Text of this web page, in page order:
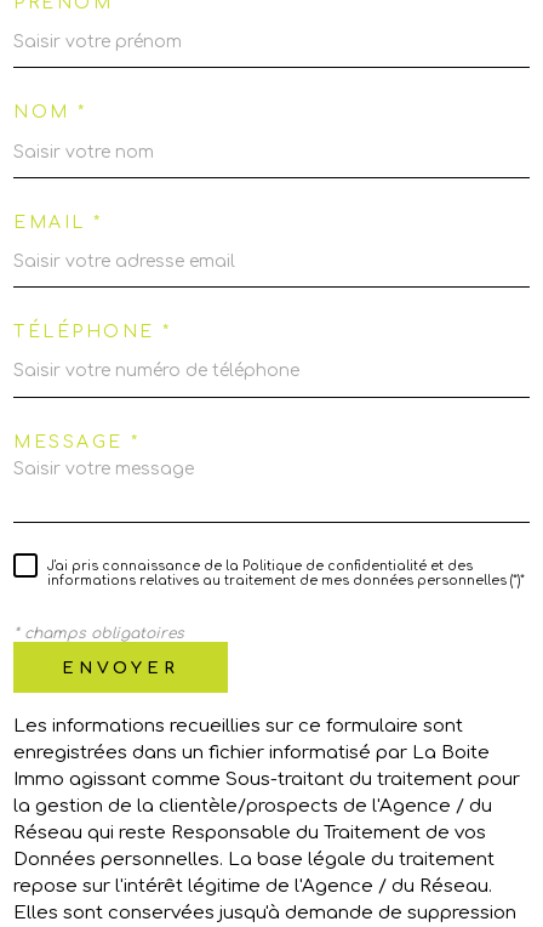
NOM *
EMAIL *
TÉLÉPHONE *
MESSAGE *
J'ai pris connaissance de la Politique de confidentialité et des
informations relatives au traitement de mes données personnelles (*)*
* champs obligatoires
ENVOYER
Les informations recueillies sur ce formulaire sont
enregistrées dans un fichier informatisé par La Boite
Immo agissant comme Sous-traitant du traitement pour
la gestion de la clientèle/prospects de l'Agence / du
Réseau qui reste Responsable du Traitement de vos
Données personnelles. La base légale du traitement
repose sur l'intérêt légitime de l'Agence / du Réseau.
Elles sont conservées jusqu'à demande de suppression